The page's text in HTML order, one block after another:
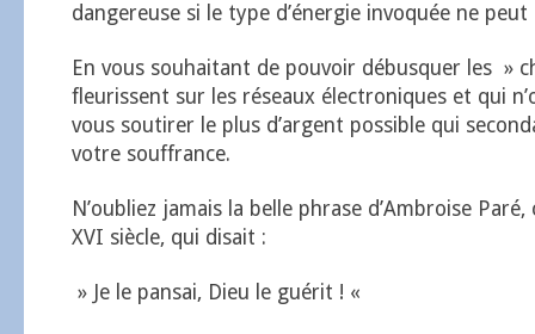
dangereuse si le type d’énergie invoquée ne
En vous souhaitant de pouvoir débusquer les »
fleurissent sur les réseaux électroniques et qui
vous soutirer le plus d’argent possible qui
votre souffrance.
N’oubliez jamais la belle phrase d’Ambroise
XVI siècle, qui disait :
» Je le pansai, Dieu le guérit ! «